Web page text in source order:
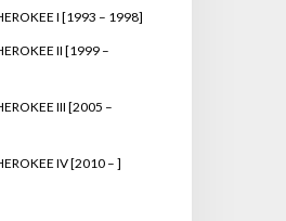
I [1993 – 1998]
II [1999 –
III [2005 –
IV [2010 – ]